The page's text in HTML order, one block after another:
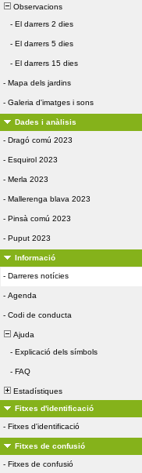
Observacions
- El darrers 2 dies
- El darrers 5 dies
- El darrers 15 dies
- Mapa dels jardins
- Galeria d'imatges i sons
Dades i anàlisis
- Dragó comú 2023
- Esquirol 2023
- Merla 2023
- Mallerenga blava 2023
- Pinsà comú 2023
- Puput 2023
Informació
- Darreres notícies
- Agenda
- Codi de conducta
Ajuda
- Explicació dels símbols
- FAQ
Estadístiques
Fitxes d'identificació
- Fitxes d'identificació
Fitxes de confusió
- Fitxes de confusió